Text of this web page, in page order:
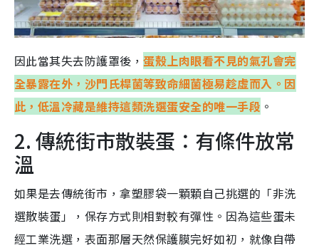
因此當其失去防護罩後，蛋殼上肉眼看不見的氣孔會完
全暴露在外，沙門氏桿菌等致命細菌極易趁虛而入。因
此，低溫冷藏是維持這類洗選蛋安全的唯一手段 。
2. 傳統街市散裝蛋：有條件放常
溫
如果是去傳統街市，拿塑膠袋一顆顆自己挑選的「非洗
選散裝蛋」，保存方式則相對較有彈性。因為這些蛋未
經工業洗選，表面那層天然保護膜完好如初，就像自帶